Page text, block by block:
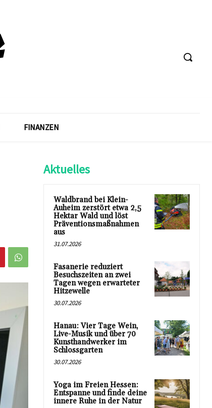
FINANZEN
Aktuelles
Waldbrand bei Klein-
Auheim zerstört etwa 2,5
Hektar Wald und löst
Präventionsmaßnahmen
aus
31.07.2026
Fasanerie reduziert
Besuchszeiten an zwei
Tagen wegen erwarteter
Hitzewelle
30.07.2026
Hanau: Vier Tage Wein,
Live-Musik und über 70
Kunsthandwerker im
Schlossgarten
30.07.2026
Yoga im Freien Hessen:
Entspanne und finde deine
innere Ruhe in der Natur